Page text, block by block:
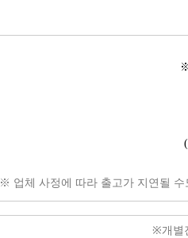
※ 업체 사정에 따라 출고가 지연될
※개별